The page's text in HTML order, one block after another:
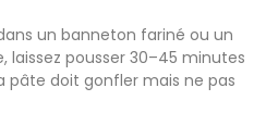
un banneton fariné ou un
laissez pousser 30–45 minutes
pâte doit gonfler mais ne pas